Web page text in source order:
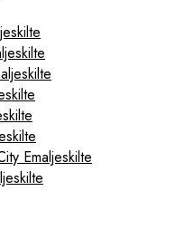
Emaljeskilte